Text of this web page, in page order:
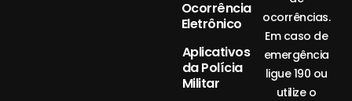
Ocorrência
Eletrônico
Aplicativos
da Polícia
Militar
ocorrências.
Em caso de
emergência
ligue 190 ou
utilize o